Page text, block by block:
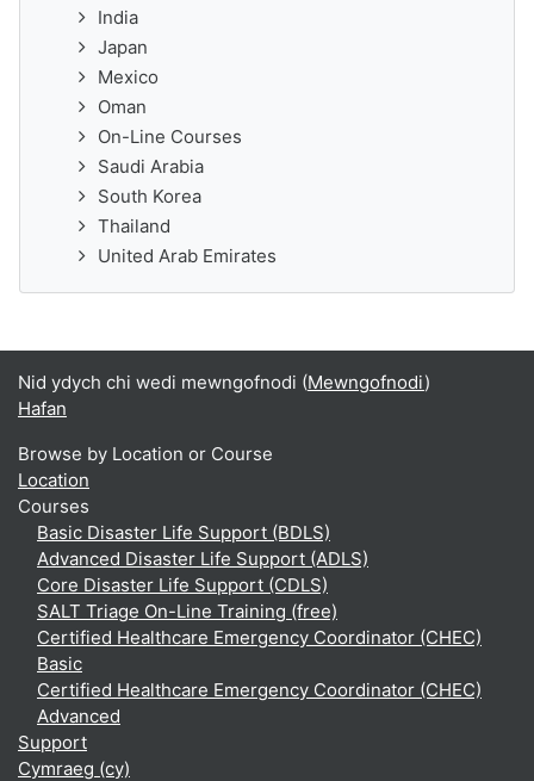
India
Japan
Mexico
Oman
On-Line Courses
Saudi Arabia
South Korea
Thailand
United Arab Emirates
Nid ydych chi wedi mewngofnodi (Mewngofnodi)
Hafan
Browse by Location or Course
Location
Courses
Basic Disaster Life Support (BDLS)
Advanced Disaster Life Support (ADLS)
Core Disaster Life Support (CDLS)
SALT Triage On-Line Training (free)
Certified Healthcare Emergency Coordinator (CHEC)
Basic
Certified Healthcare Emergency Coordinator (CHEC)
Advanced
Support
Cymraeg ‎(cy)‎